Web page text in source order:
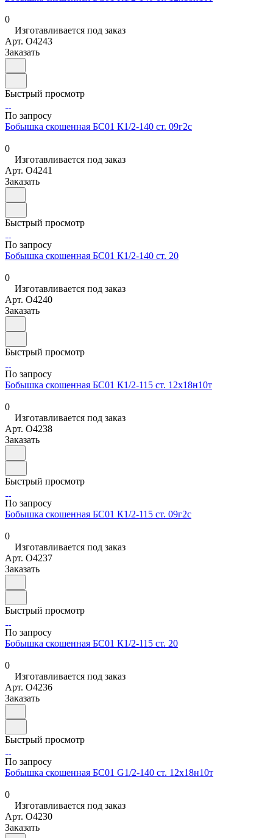
0
Изготавливается под заказ
Арт. O4243
Заказать
Быстрый просмотр
По запросу
Бобышка скошенная БС01 К1/2-140 ст. 09г2с
0
Изготавливается под заказ
Арт. O4241
Заказать
Быстрый просмотр
По запросу
Бобышка скошенная БС01 К1/2-140 ст. 20
0
Изготавливается под заказ
Арт. O4240
Заказать
Быстрый просмотр
По запросу
Бобышка скошенная БС01 К1/2-115 ст. 12х18н10т
0
Изготавливается под заказ
Арт. O4238
Заказать
Быстрый просмотр
По запросу
Бобышка скошенная БС01 К1/2-115 ст. 09г2с
0
Изготавливается под заказ
Арт. O4237
Заказать
Быстрый просмотр
По запросу
Бобышка скошенная БС01 К1/2-115 ст. 20
0
Изготавливается под заказ
Арт. O4236
Заказать
Быстрый просмотр
По запросу
Бобышка скошенная БС01 G1/2-140 ст. 12х18н10т
0
Изготавливается под заказ
Арт. O4230
Заказать